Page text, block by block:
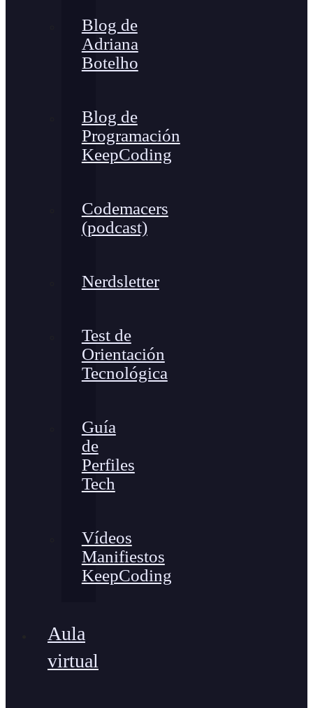
Blog de
Adriana
Botelho
Blog de
Programación
KeepCoding
Codemacers
(podcast)
Nerdsletter
Test de
Orientación
Tecnológica
Guía
de
Perfiles
Tech
Vídeos
Manifiestos
KeepCoding
Aula
virtual